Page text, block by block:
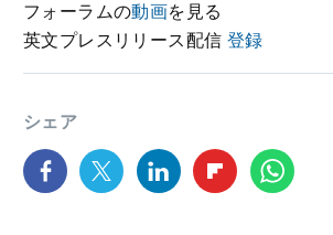
フォーラムの動画を見る
英文プレスリリース配信 登録
シェア